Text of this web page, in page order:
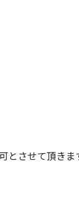
させて頂きま